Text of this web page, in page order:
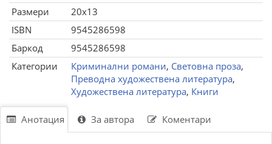
Размери
20x13
ISBN
9545286598
Баркод
9545286598
Категории
Криминални романи, Световна проза,
Преводна художествена литература,
Художествена литература, Книги
Анотация За автора Коментари